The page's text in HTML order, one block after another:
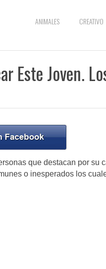
ANIMALES CREATIVO
Este Joven.
que destacan por su
o inesperados los